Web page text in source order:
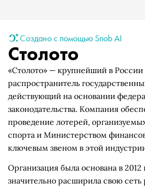
Создано с помощью Snob AI
Столото
«Столото» — крупнейший в России
распространитель
действующий на основании
законодательства. Компания
проведение лотерей,
спорта и Министерством
ключевым звеном в этой
Организация была основана в 2012
значительно расширила свою сеть